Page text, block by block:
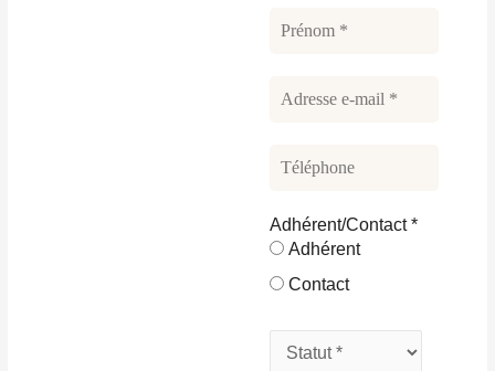
Adhérent/Contact*
Adhérent
Contact